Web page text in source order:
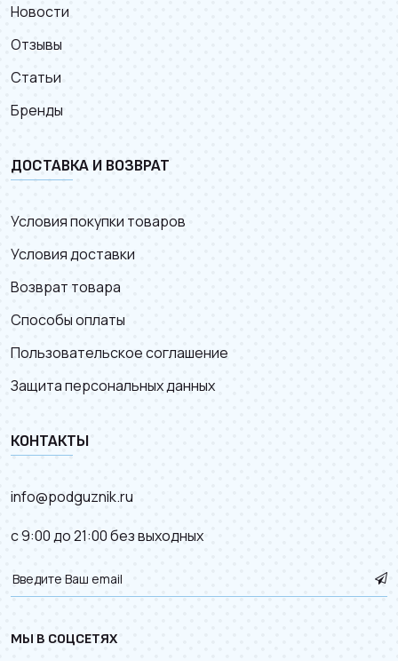
Новости
Отзывы
Статьи
Бренды
ДОСТАВКА И ВОЗВРАТ
Условия покупки товаров
Условия доставки
Возврат товара
Способы оплаты
Пользовательское соглашение
Защита персональных данных
КОНТАКТЫ
info@podguznik.ru
с 9:00 до 21:00 без выходных
МЫ В СОЦСЕТЯХ